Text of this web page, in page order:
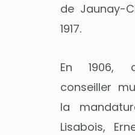
de Jaunay-
1917.
En 1906,
conseiller
la
Lisabois,